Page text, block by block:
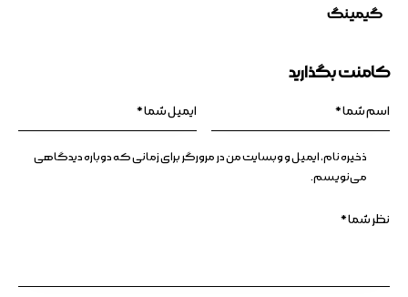
گیمینگ
کامنت بگذارید
ذخیره نام، ایمیل و وبسایت من در مرورگر برای زمانی که دوباره دیدگاهی
می‌نویسم.